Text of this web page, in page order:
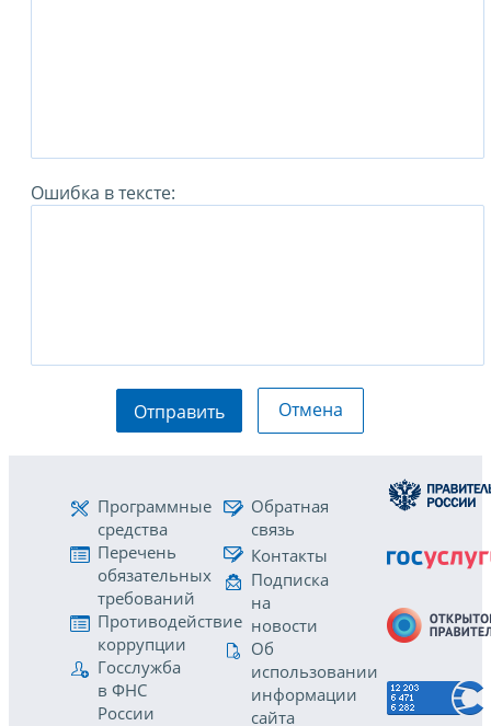
Ошибка в тексте:
Отправить Отмена
Программные
средства
Перечень
обязательных
требований
Противодействие
коррупции
Госслужба
в ФНС
России
Обратная
связь
Контакты
Подписка
на
новости
Об
использовании
информации
сайта